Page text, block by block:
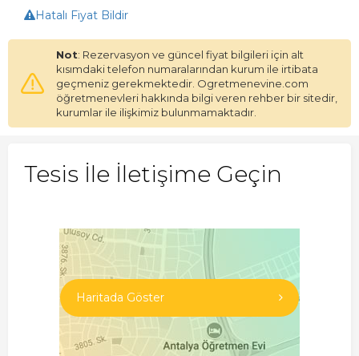
Hatalı Fiyat Bildir
Not: Rezervasyon ve güncel fiyat bilgileri için alt
kısımdaki telefon numaralarından kurum ile irtibata
geçmeniz gerekmektedir. Ogretmenevine.com
öğretmenevleri hakkında bilgi veren rehber bir sitedir,
kurumlar ile ilişkimiz bulunmamaktadır.
Tesis İle İletişime Geçin
Haritada Göster